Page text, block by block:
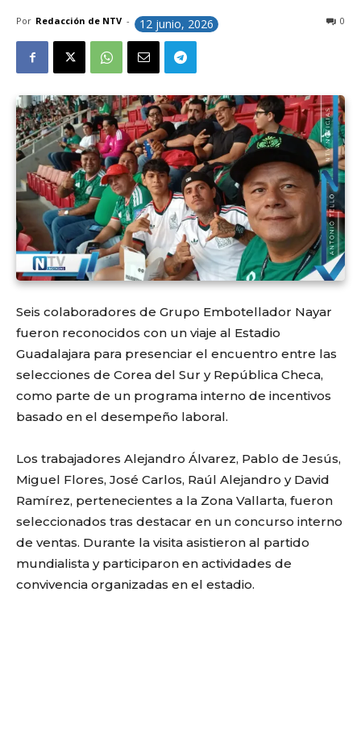
Por Redacción de NTV - 12 junio, 2026 0
Seis colaboradores de Grupo Embotellador Nayar
fueron reconocidos con un viaje al Estadio
Guadalajara para presenciar el encuentro entre las
selecciones de Corea del Sur y República Checa,
como parte de un programa interno de incentivos
basado en el desempeño laboral.
Los trabajadores Alejandro Álvarez, Pablo de Jesús,
Miguel Flores, José Carlos, Raúl Alejandro y David
Ramírez, pertenecientes a la Zona Vallarta, fueron
seleccionados tras destacar en un concurso interno
de ventas. Durante la visita asistieron al partido
mundialista y participaron en actividades de
convivencia organizadas en el estadio.